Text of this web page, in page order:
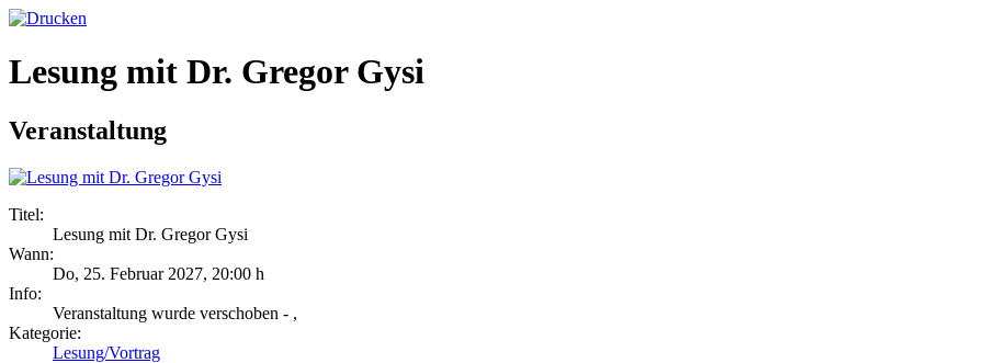
Lesung mit Dr. Gregor Gysi
Veranstaltung
Titel:
Lesung mit Dr. Gregor Gysi
Wann:
Do, 25. Februar 2027, 20:00 h
Info:
Veranstaltung wurde verschoben - ,
Kategorie:
Lesung/Vortrag